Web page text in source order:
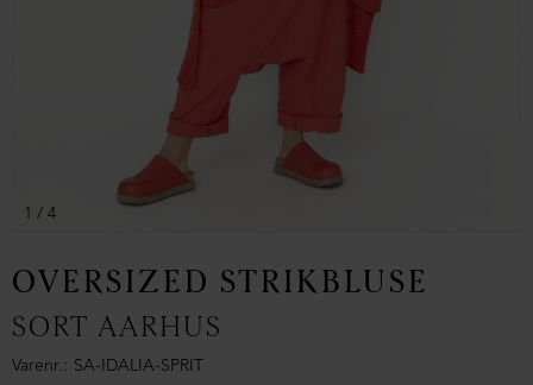
1 / 4
OVERSIZED STRIKBLUSE
SORT AARHUS
Varenr. SA-IDALIA-SPRIT